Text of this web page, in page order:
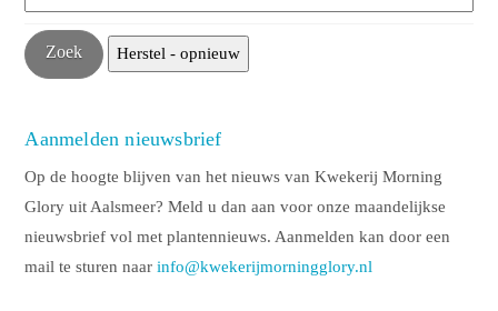
Aanmelden nieuwsbrief
Op de hoogte blijven van het nieuws van Kwekerij Morning
Glory uit Aalsmeer? Meld u dan aan voor onze maandelijkse
nieuwsbrief vol met plantennieuws. Aanmelden kan door een
mail te sturen naarinfo@kwekerijmorningglory.nl